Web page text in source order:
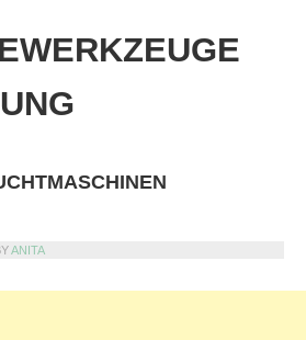
ANITA